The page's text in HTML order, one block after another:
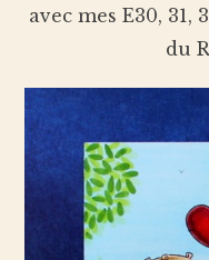
avec mes E30, 31,
du